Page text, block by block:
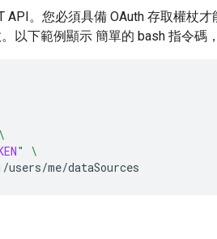
API。您必須具備 OAuth 存取權杖
以下範例顯示 簡單的 bash 指令碼
\
"
\
me/dataSources